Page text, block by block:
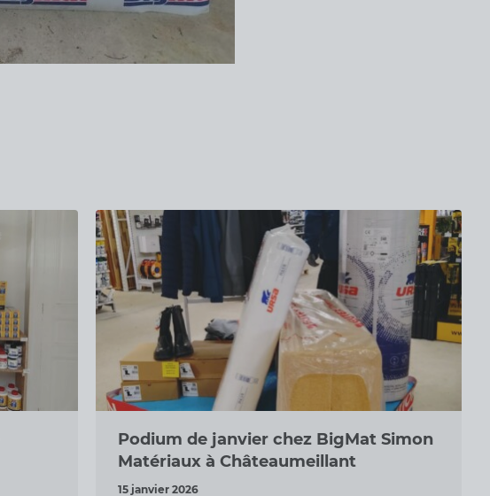
Podium de janvier chez BigMat Simon
Matériaux à Châteaumeillant
15 janvier 2026